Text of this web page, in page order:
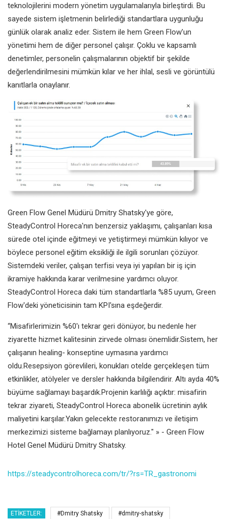
teknolojilerini modern yönetim uygulamalarıyla birleştirdi. Bu
sayede sistem işletmenin belirlediği standartlara uygunluğu
günlük olarak analiz eder. Sistem ile hem Green Flow’un
yönetimi hem de diğer personel çalışır. Çoklu ve kapsamlı
denetimler, personelin çalışmalarının objektif bir şekilde
değerlendirilmesini mümkün kılar ve her ihlal, sesli ve görüntülü
kanıtlarla onaylanır.
Green Flow Genel Müdürü Dmitry Shatsky'ye göre,
SteadyControl Horeca'nın benzersiz yaklaşımı, çalışanları kısa
sürede otel içinde eğitmeyi ve yetiştirmeyi mümkün kılıyor ve
böylece personel eğitim eksikliği ile ilgili sorunları çözüyor.
Sistemdeki veriler, çalışan terfisi veya iyi yapılan bir iş için
ikramiye hakkında karar verilmesine yardımcı oluyor.
SteadyControl Horeca daki tüm standartlarla %85 uyum, Green
Flow'deki yöneticisinin tam KPI'sına eşdeğerdir.
“Misafirlerimizin %60'ı tekrar geri dönüyor, bu nedenle her
ziyarette hizmet kalitesinin zirvede olması önemlidir.Sistem, her
çalışanın healing- konseptine uymasına yardımcı
oldu.Resepsiyon görevlileri, konukları otelde gerçekleşen tüm
etkinlikler, atölyeler ve dersler hakkında bilgilendirir. Altı ayda 40%
büyüme sağlamayı başardık.Projenin karlılığı açıktır: misafirin
tekrar ziyareti, SteadyControl Horeca abonelik ücretinin aylık
maliyetini karşılar.Yakın gelecekte restoranımızı ve iletişim
merkezimizi sisteme bağlamayı planlıyoruz." » - Green Flow
Hotel Genel Müdürü Dmitry Shatsky.
https://steadycontrolhoreca.com/tr/?rs=TR_gastronomi
ETIKETLER: #Dmitry Shatsky #dmitry-shatsky